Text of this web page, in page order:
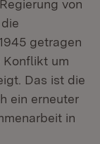
von
getragen
Konflikt um
Das ist die
ein erneuter
in